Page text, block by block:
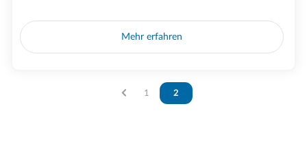
Mehr erfahren
Vous êtes sur la page
1 Vous êtes sur la page
2